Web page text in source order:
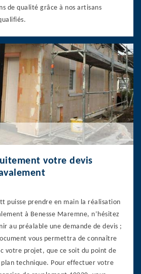
de qualité grâce à nos artisans
votre devis
puisse prendre en main la réalisation
à Benesse Maremne, n’hésitez
au préalable une demande de devis ;
vous permettra de connaître
votre projet, que ce soit du point de
technique. Pour effectuer votre